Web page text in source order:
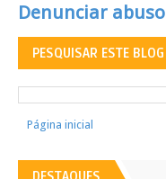
Denunciar abuso
PESQUISAR ESTE BLOG
Página inicial